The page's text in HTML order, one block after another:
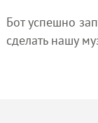
Бот успешно
сделать нашу